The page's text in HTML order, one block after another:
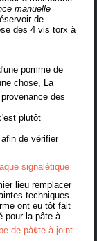
manuelle
de
des 4 vis torx à
pomme de
chose, La
des
plutôt
de vérifier
lieu remplacer
techniques
ont eu tôt fait
pour la pâte à